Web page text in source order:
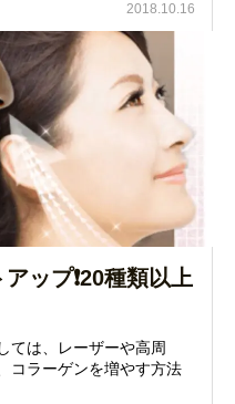
2018.10.16
ップ❗20種類以上
ては、レーザーや高周
コラーゲンを増やす方法